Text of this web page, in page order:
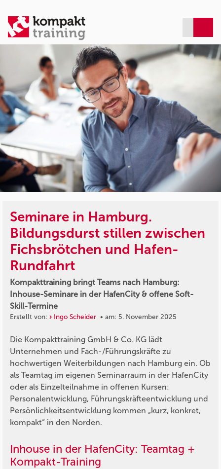
Seminare in Hamburg.
Bildungsdurst stillen zwischen
Fichsbrötchen und Hafen-
Rundfahrt
Kompakttraining bringt Teams nach Hamburg:
Inhouse-Seminare in der HafenCity & offene Soft-
Skill-Termine
Erstellt von: Ingo Scheider • am: 5. November 2025
Die Kompakttraining GmbH & Co. KG lädt
Unternehmen und Fach-/Führungskräfte zu
hochwertigen Weiterbildungen nach Hamburg ein. Ob
als Teamtag im eigenen Seminarraum in der HafenCity
oder als Einzelteilnahme in offenen Kursen:
Personalentwicklung, Führungskräfteentwicklung und
Persönlichkeitsentwicklung kommen „kurz, konkret,
kompakt“ in den Norden.
Inhouse in der HafenCity: Teamtag +
Kompakt-Training